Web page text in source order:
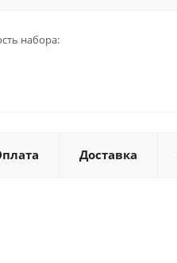
набора:
Доставка